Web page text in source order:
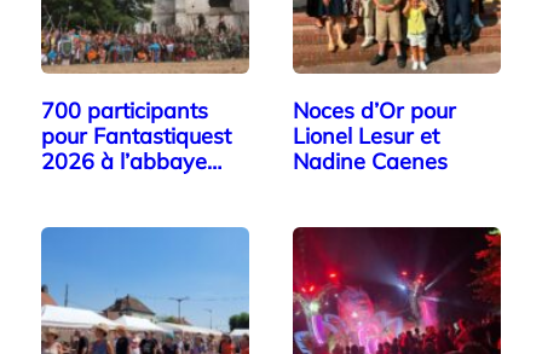
700 participants
pour Fantastiquest
2026 à l’abbaye…
Noces d’Or pour
Lionel Lesur et
Nadine Caenes